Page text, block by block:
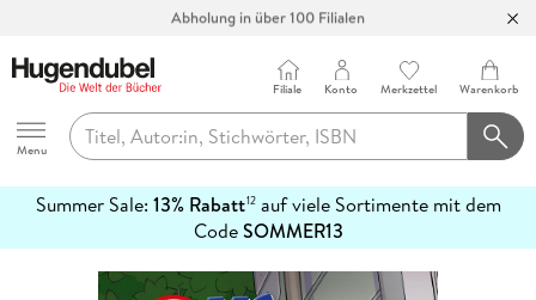
Abholung in über 100 Filialen
Hugendubel
Menu
Filiale Konto Merkzettel Warenkorb
Summer Sale: 13% Rabatt12auf viele Sortimente mit dem
CodeSOMMER13
erfahren